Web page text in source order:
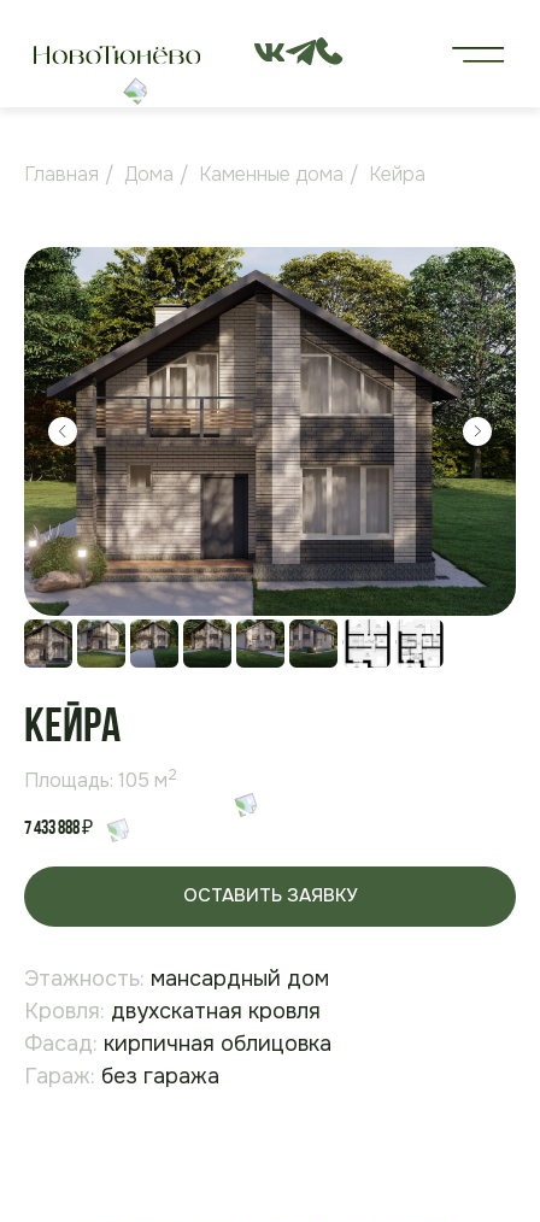
Главная / Дома / Каменные дома / Кейра
Кейра
Площадь: 105 м2
7 433 888₽
ОСТАВИТЬ ЗАЯВКУ
Этажность: мансардный дом
Кровля: двухскатная кровля
Фасад: кирпичная облицовка
Гараж: без гаража